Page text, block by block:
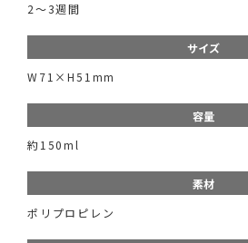
2〜3週間
サイズ
W71×H51mm
容量
約150ml
素材
ポリプロピレン